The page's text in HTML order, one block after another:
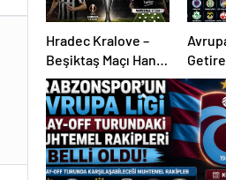
Hradec Kralove –
Beşiktaş Maçı Hangi
Kanalda, Saat
Kaçta, Şifresiz Mi?